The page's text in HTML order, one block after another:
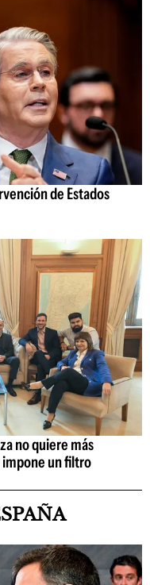
de Estados
no quiere más
un filtro